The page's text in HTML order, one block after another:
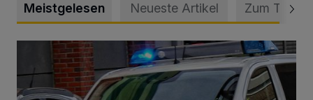
Meistgelesen Neueste Artikel Zum Thema
Mann beschädigt Autos in Parkhaus